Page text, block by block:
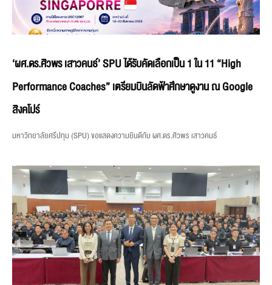
‘ผศ.ดร.ศิวพร เสาวคนธ์’ SPU ได้รับคัดเลือกเป็น 1 ใน 11 “High
Performance Coaches” เตรียมบินลัดฟ้าศึกษาดูงาน ณ Google
สิงคโปร์
มหาวิทยาลัยศรีปทุม (SPU) ขอแสดงความยินดีกับ ผศ.ดร.ศิวพร เสาวคนธ์